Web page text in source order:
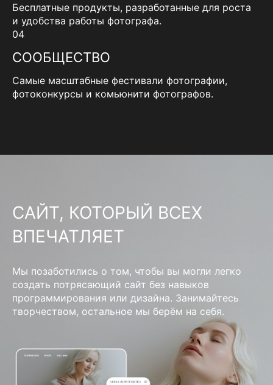
Бесплатные продукты, разработанные для роста
и удобства работы фотографа.
04
СООБЩЕСТВО
Самые масштабные фестивали фотографии,
фотоконкурсы и комьюнити фотографов.
САЙТ, КОТОРЫЙ ВСЕХ
ВПЕЧАТЛЯЕТ
Мы позаботились о том, чтобы вы могли легко
создать потрясающий сайт без навыков
программирования или дизайна. Занимайтесь
творчеством, остальное мы берём на себя.